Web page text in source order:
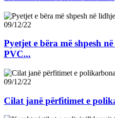
09/12/22
Pyetjet e bëra më shpesh
PVC...
09/12/22
Cilat janë përfitimet e